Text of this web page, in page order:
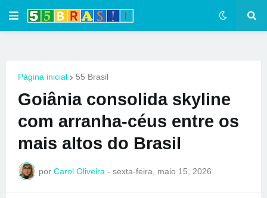
Página inicial 55 Brasil
Goiânia consolida skyline
com arranha-céus entre os
mais altos do Brasil
por Carol Oliveira - sexta-feira, maio 15, 2026